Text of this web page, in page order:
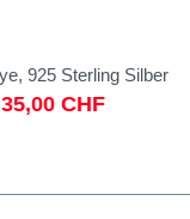
925 Sterling Silber
35,00 CHF